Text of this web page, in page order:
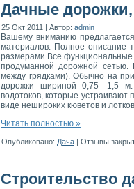
Дачные
25 Окт 2011 | Автор: admin
Вашему вниманию
материалов. Полное описание
размерами.Все
продуманной дорожной
между грядками). Обычно на
дорожки шириной 0,75—1,5 м.
водотоков, которые
виде нешироких кюветов и лотков.
Читать полностью »
Опубликовано: Дача | Отзывы
Строительство